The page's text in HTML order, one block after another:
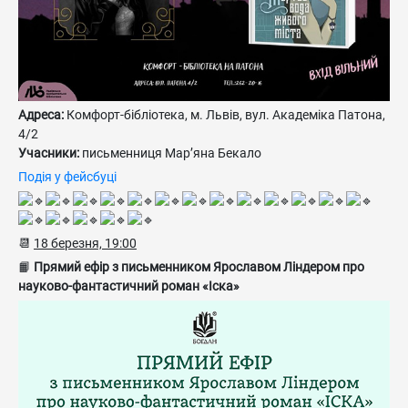
Адреса: Комфорт-бібліотека, м. Львів, вул. Академіка Патона,
4/2
Учасники: письменниця Мар’яна Бекало
Подія у фейсбуці
📆 18 березня, 19:00
📙 Прямий ефір з письменником Ярославом Ліндером про
науково-фантастичний роман «Іска»